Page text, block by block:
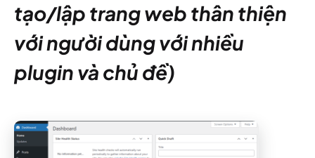
tạo/lập trang web thân thiện
với người dùng với nhiều
plugin và chủ đề)